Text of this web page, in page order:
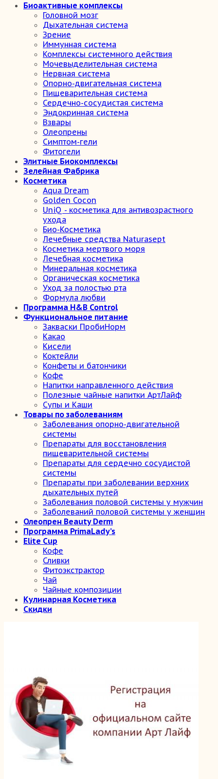
Биоактивные комплексы
Головной мозг
Дыхательная система
Зрение
Иммунная система
Комплексы системного действия
Мочевыделительная система
Нервная система
Опорно-двигательная система
Пищеварительная система
Сердечно-сосудистая система
Эндокринная система
Взвары
Олеопрены
Симптом-гели
Фитогели
Элитные Биокомплексы
Зелейная Фабрика
Косметика
Aqua Dream
Golden Cocon
UniQ - косметика для антивозрастного
ухода
Био-Косметика
Лечебные средства Naturasept
Косметика мертвого моря
Лечебная косметика
Минеральная косметика
Органическая косметика
Уход за полостью рта
Формула любви
Программа H&B Control
Функциональное питание
Закваски ПробиНорм
Какао
Кисели
Коктейли
Конфеты и батончики
Кофе
Напитки направленного действия
Полезные чайные напитки АртЛайф
Супы и Каши
Товары по заболеваниям
Заболевания опорно-двигательной
системы
Препараты для восстановления
пищеварительной системы
Препараты для сердечно сосудистой
системы
Препараты при заболевании верхних
дыхательных путей
Заболевания половой системы у мужчин
Заболеваний половой системы у женщин
Олеопрен Beauty Derm
Программа PrimaLady’s
Elite Cup
Кофе
Сливки
Фитоэкстрактор
Чай
Чайные композиции
Кулинарная Косметика
Скидки